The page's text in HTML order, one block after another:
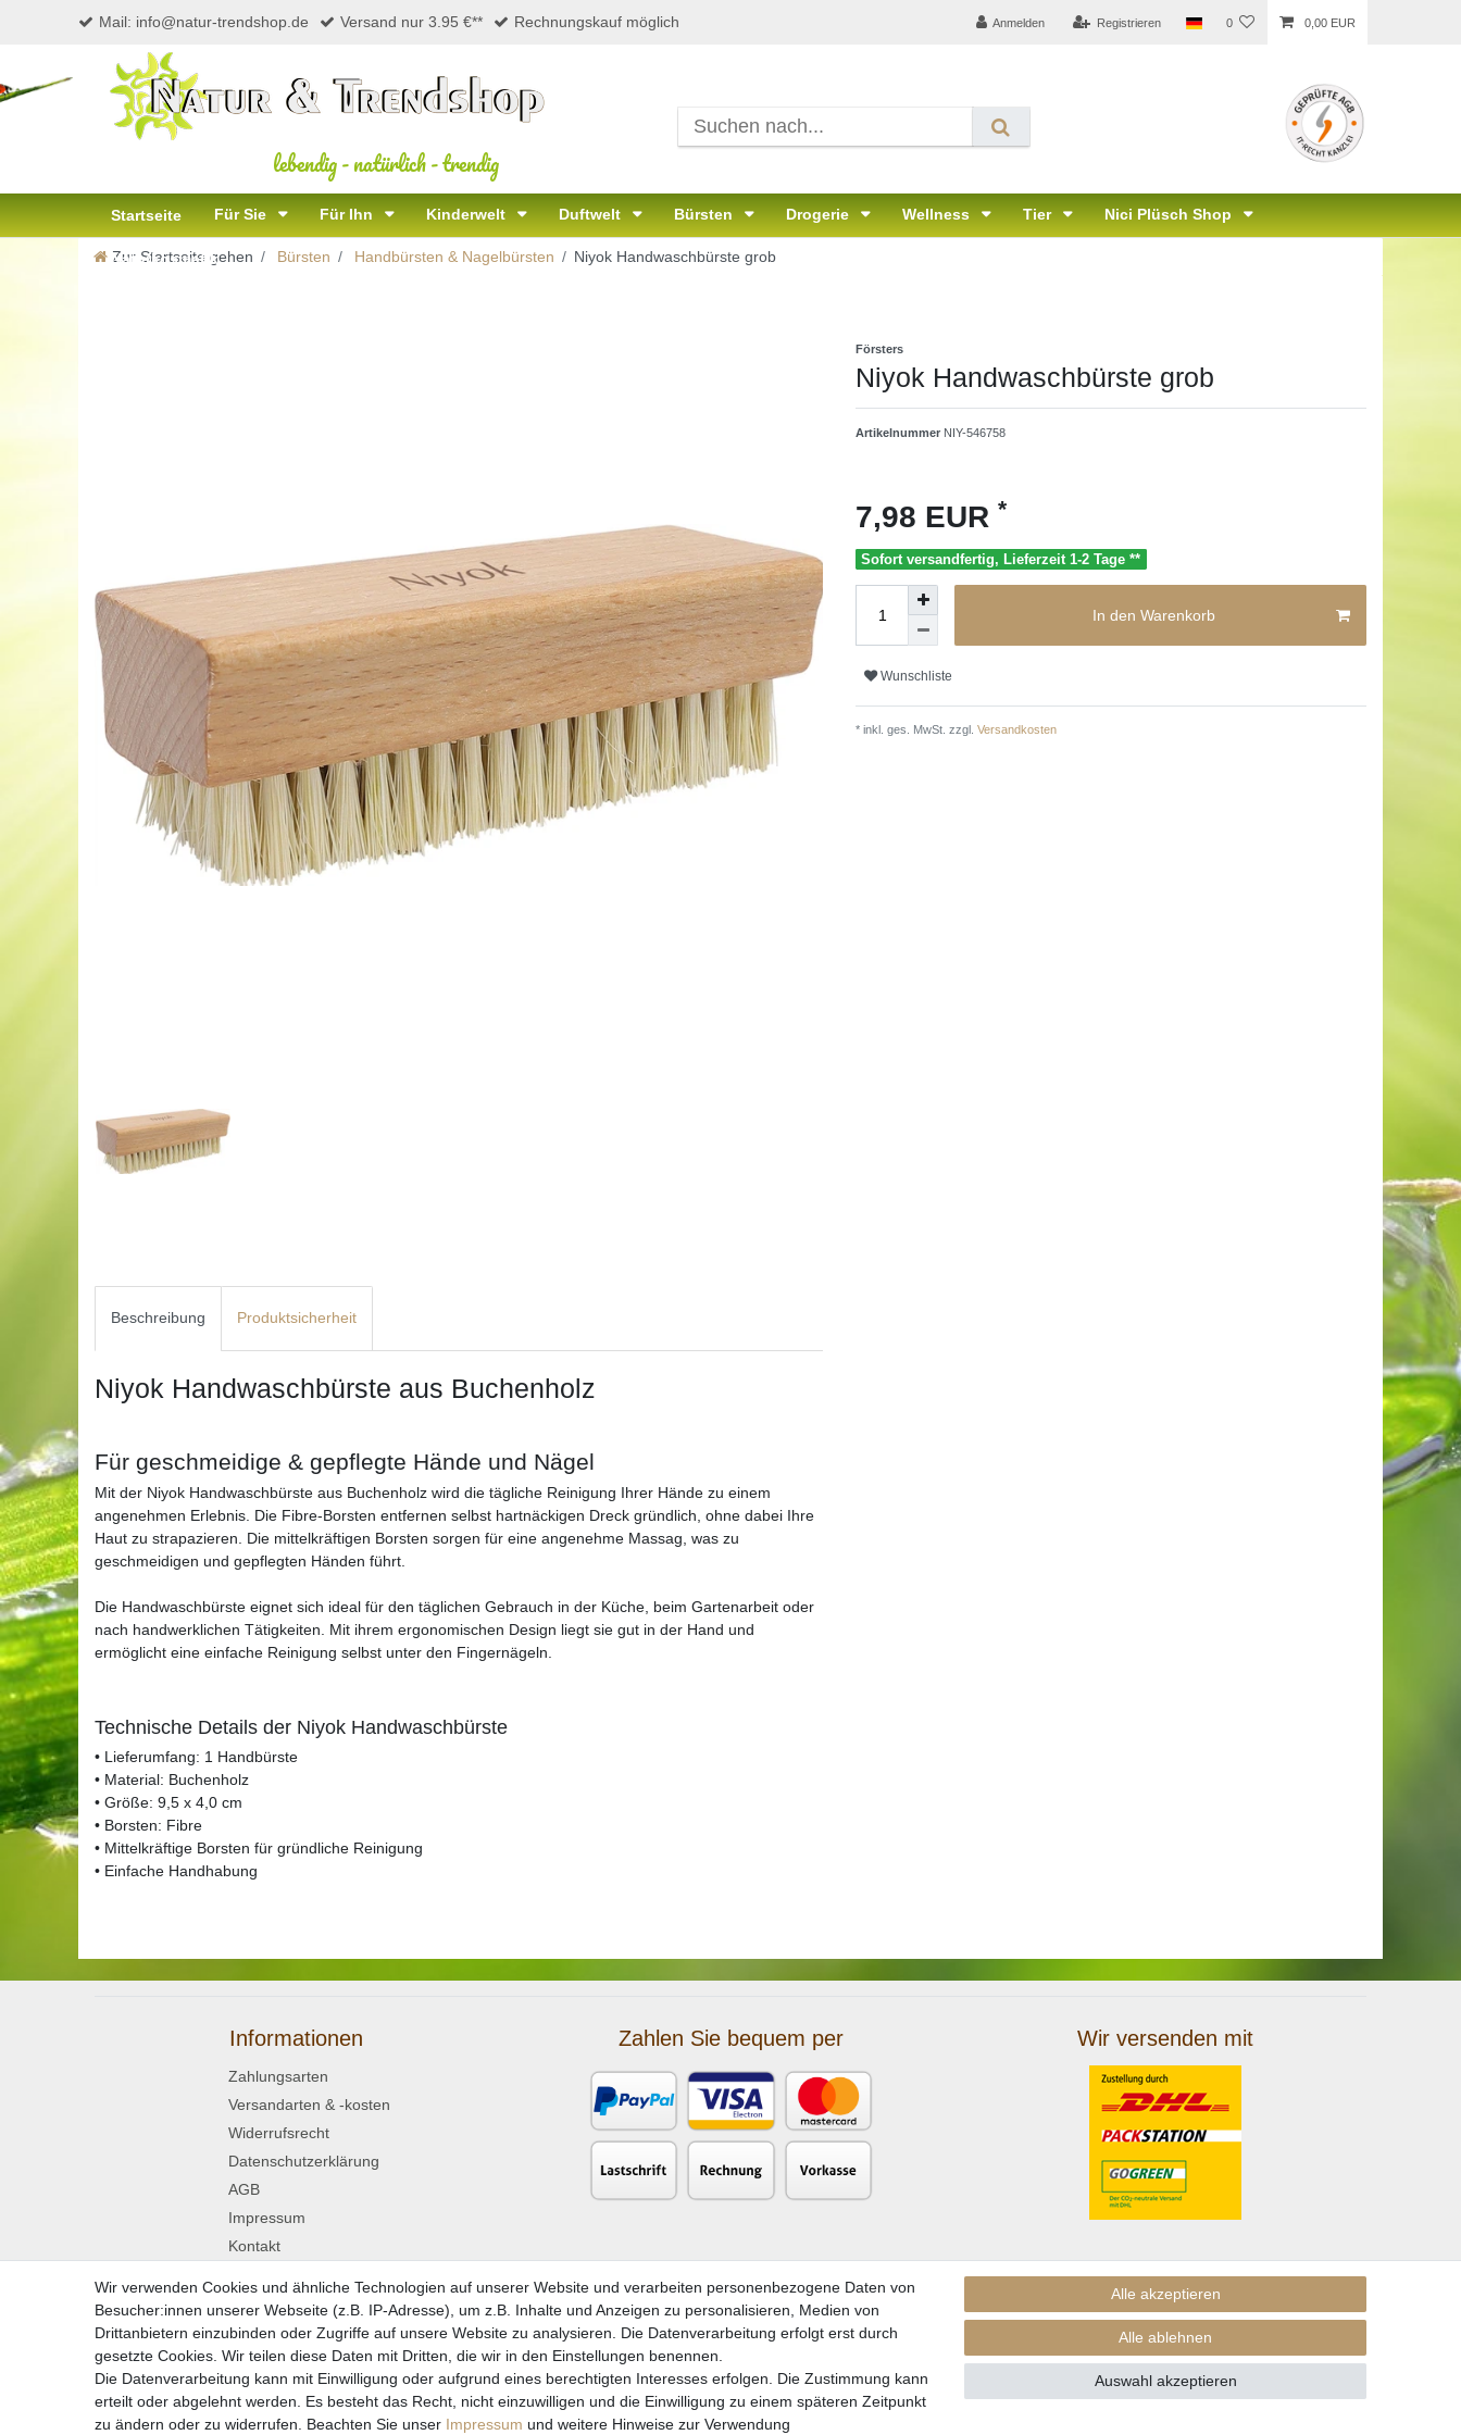
Mail: info@natur-trendshop.de Versand nur 3.95 €** Rechnungskauf möglich Anmelden Registrieren 0 0,00 EUR
lebendig-natürlich-trendig
Startseite Für Sie Für Ihn Kinderwelt Duftwelt Bürsten Drogerie Wellness Tier Nici Plüsch Shop
Naturkosmetik
Zur Startseite gehen Bürsten Handbürsten & Nagelbürsten Niyok Handwaschbürste grob
Försters
Niyok Handwaschbürste grob
Artikelnummer NIY-546758
7,98 EUR *
Sofort versandfertig, Lieferzeit 1-2 Tage **
In den Warenkorb
Wunschliste
* inkl. ges. MwSt. zzgl. Versandkosten
Beschreibung Produktsicherheit
Niyok Handwaschbürste aus Buchenholz
Für geschmeidige & gepflegte Hände und Nägel
Mit der Niyok Handwaschbürste aus Buchenholz wird die tägliche Reinigung Ihrer Hände zu einem
angenehmen Erlebnis. Die Fibre-Borsten entfernen selbst hartnäckigen Dreck gründlich, ohne dabei Ihre
Haut zu strapazieren. Die mittelkräftigen Borsten sorgen für eine angenehme Massag, was zu
geschmeidigen und gepflegten Händen führt.
Die Handwaschbürste eignet sich ideal für den täglichen Gebrauch in der Küche, beim Gartenarbeit oder
nach handwerklichen Tätigkeiten. Mit ihrem ergonomischen Design liegt sie gut in der Hand und
ermöglicht eine einfache Reinigung selbst unter den Fingernägeln.
Technische Details der Niyok Handwaschbürste
• Lieferumfang: 1 Handbürste
• Material: Buchenholz
• Größe: 9,5 x 4,0 cm
• Borsten: Fibre
• Mittelkräftige Borsten für gründliche Reinigung
• Einfache Handhabung
Informationen
Zahlungsarten
Versandarten & -kosten
Widerrufsrecht
Datenschutzerklärung
AGB
Impressum
Kontakt
Widerrufsformular
Zahlen Sie bequem per Wir versenden mit
* Alle Preise inkl. gesetzl. Mehrwertsteuer zzgl. Versandkosten und ggf. Nachnahmegebühren, wenn nicht anders beschrieben
** Gilt für Lieferungen nach Deutschland. Lieferzeiten für andere EU-Länderhier
Wir verwenden Cookies und ähnliche Technologien auf unserer Website und verarbeiten personenbezogene Daten von
Besucher:innen unserer Webseite (z.B. IP-Adresse), um z.B. Inhalte und Anzeigen zu personalisieren, Medien von
Drittanbietern einzubinden oder Zugriffe auf unsere Website zu analysieren. Die Datenverarbeitung erfolgt erst durch
gesetzte Cookies. Wir teilen diese Daten mit Dritten, die wir in den Einstellungen benennen.
Die Datenverarbeitung kann mit Einwilligung oder aufgrund eines berechtigten Interesses erfolgen. Die Zustimmung kann
erteilt oder abgelehnt werden. Es besteht das Recht, nicht einzuwilligen und die Einwilligung zu einem späteren Zeitpunkt
zu ändern oder zu widerrufen. Beachten Sie unser Impressum und weitere Hinweise zur Verwendung
Alle akzeptieren
Alle ablehnen
Auswahl akzeptieren